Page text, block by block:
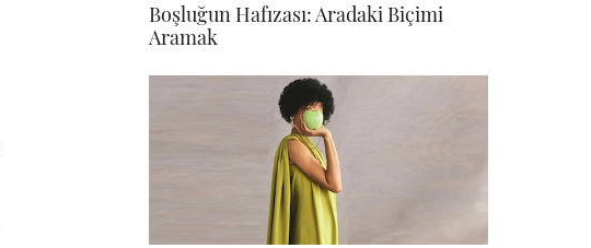
Boşluğun Hafızası: Aradaki Biçimi
Aramak